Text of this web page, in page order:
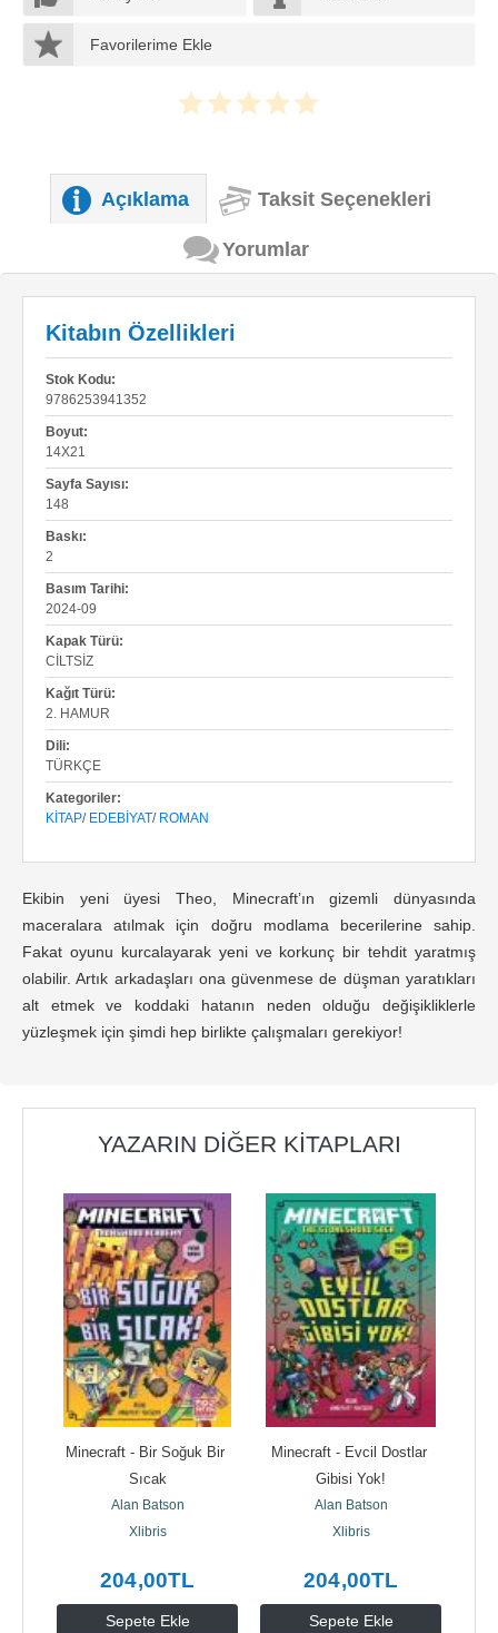
Favorilerime Ekle
Açıklama Taksit Seçenekleri
Yorumlar
Kitabın Özellikleri
Stok Kodu:
9786253941352
Boyut:
14X21
Sayfa Sayısı:
148
Baskı:
2
Basım Tarihi:
2024-09
Kapak Türü:
CILTSIZ
Kağıt Türü:
2. HAMUR
Dili:
TÜRKÇE
Kategoriler:
KITAP/ EDEBIYAT/ ROMAN
Ekibin yeni üyesi Theo, Minecraft’ın gizemli dünyasında
maceralara atılmak için doğru modlama becerilerine sahip.
Fakat oyunu kurcalayarak yeni ve korkunç bir tehdit yaratmış
olabilir. Artık arkadaşları ona güvenmese de düşman yaratıkları
alt etmek ve koddaki hatanın neden olduğu değişikliklerle
yüzleşmek için şimdi hep birlikte çalışmaları gerekiyor!
YAZARIN DIĞER KITAPLARI
Sepete Ekle
Minecraft - Bir Soğuk Bir
Sıcak
Alan Batson
Xlibris
204,00TL
Sepete Ekle
Minecraft - Evcil Dostlar
Gibisi Yok!
Alan Batson
Xlibris
204,00TL